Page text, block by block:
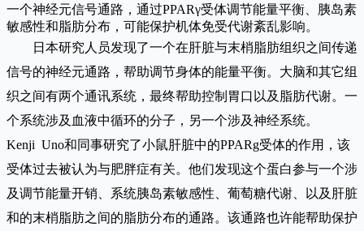
一个神经元信号通路，通过PPARγ受体调节能量平衡、胰岛素
敏感性和脂肪分布，可能保护机体免受代谢紊乱影响。
日本研究人员发现了一个在肝脏与末梢脂肪组织之间传递
信号的神经元通路，帮助调节身体的能量平衡。大脑和其它组
织之间有两个通讯系统，最终帮助控制胃口以及脂肪代谢。一
个系统涉及血液中循环的分子，另一个涉及神经系统。
Kenji Uno和同事研究了小鼠肝脏中的PPARg受体的作用，该
受体过去被认为与肥胖症有关。他们发现这个蛋白参与一个涉
及调节能量开销、系统胰岛素敏感性、葡萄糖代谢、以及肝脏
和的末梢脂肪之间的脂肪分布的通路。该通路也许能帮助保护